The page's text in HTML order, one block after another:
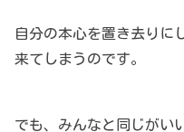
自分の本心を置き去りに
来てしまうのです。
でも、みんなと同じがい